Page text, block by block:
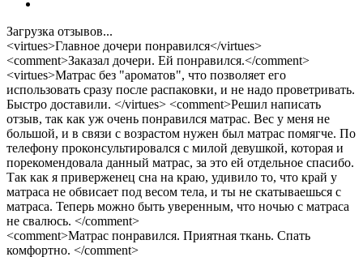
Загрузка отзывов...
<virtues>Главное дочери понравился</virtues>
<comment>Заказал дочери. Ей понравился.</comment>
<virtues>Матрас без "ароматов", что позволяет его
использовать сразу после распаковки, и не надо проветривать.
Быстро доставили. </virtues> <comment>Решил написать
отзыв, так как уж очень понравился матрас. Вес у меня не
большой, и в связи с возрастом нужен был матрас помягче. По
телефону проконсультировался с милой девушкой, которая и
порекомендовала данный матрас, за это ей отдельное спасибо.
Так как я приверженец сна на краю, удивило то, что край у
матраса не обвисает под весом тела, и ты не скатываешься с
матраса. Теперь можно быть уверенным, что ночью с матраса
не свалюсь. </comment>
<comment>Матрас понравился. Приятная ткань. Спать
комфортно. </comment>